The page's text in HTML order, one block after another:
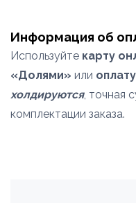
Информация об
Используйте карту
«Долями» или
холдируются, точная
комплектации заказа.